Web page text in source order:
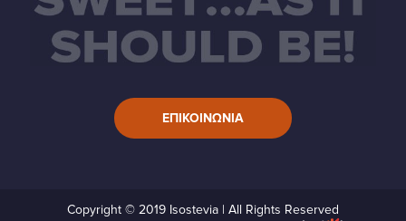
ΕΠΙΚΟΙΝΩΝΙΑ
Copyright © 2019 Isostevia | All Rights Reserved